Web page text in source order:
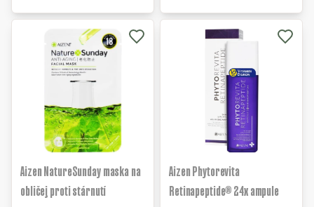
Aizen NatureSunday maska na
obličej proti stárnutí
Aizen Phytorevita
Retinapeptide® 24x ampule